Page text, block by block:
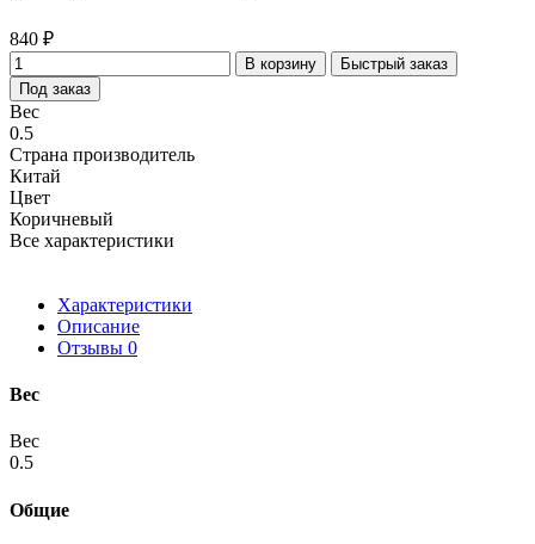
840 ₽
В корзину
Быстрый заказ
Под заказ
Вес
0.5
Страна производитель
Китай
Цвет
Коричневый
Все характеристики
Характеристики
Описание
Отзывы 0
Вес
Вес
0.5
Общие